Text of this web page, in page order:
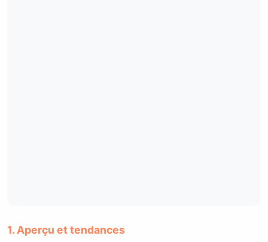
1. Aperçu et tendances